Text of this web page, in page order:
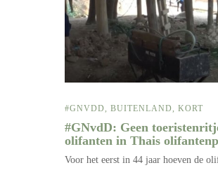
#GNVDD BUITENLAND KORT
#GNvdD: Geen
olifanten in Thais
Voor het eerst in 44 jaar hoeven de